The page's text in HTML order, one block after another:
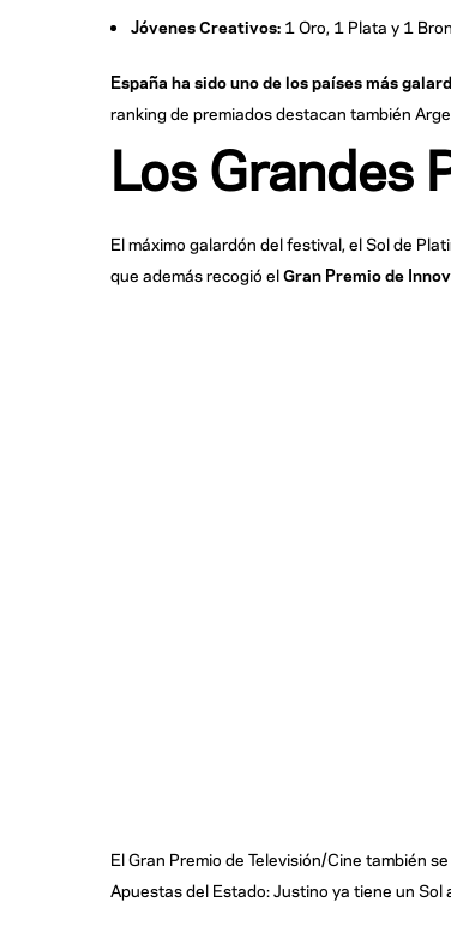
Jóvenes Creativos:1 Oro, 1 Plata y 1
España ha sido uno de los países más
ranking de premiados destacan también
Los Grandes
El máximo galardón del festival, el Sol de
que además recogió elGran Premio de
El Gran Premio de Televisión/Cine también
Apuestas del Estado: Justino ya tiene un